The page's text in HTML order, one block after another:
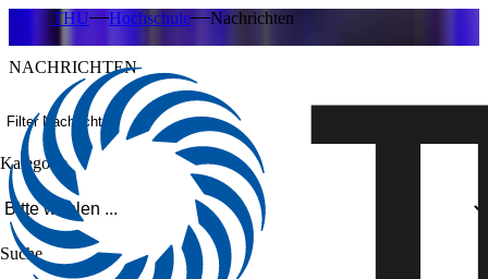
THU Hochschule Nachrichten
NACHRICHTEN
Filter Nachrichten
Kategorie
Suche